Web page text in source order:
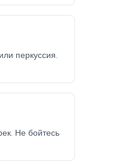
перкуссия.
Не бойтесь